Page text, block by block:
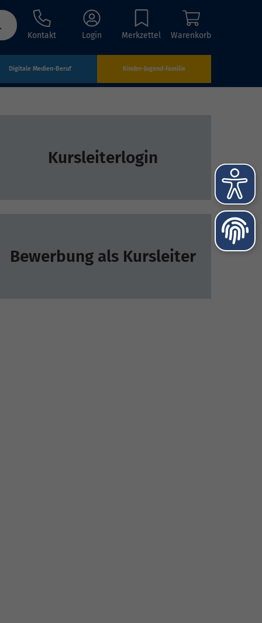
Kontakt Login Merkzettel Warenkorb
Digitale Medien-Beruf Kinder-Jugend-Familie
Kursleiterlogin
Bewerbung als Kursleiter